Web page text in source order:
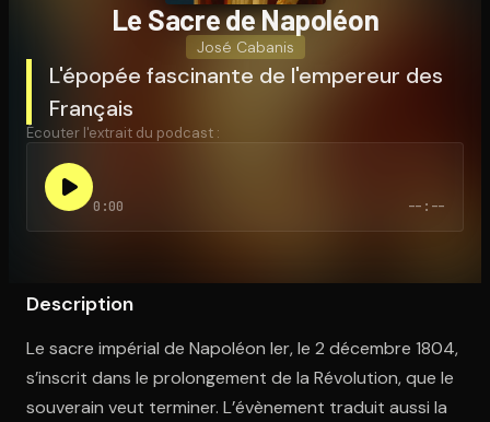
Ouvre l'app Appareil photo, pointe sur le code. C'est gratuit à
Le Sacre de Napoléon
José Cabanis
L'épopée fascinante de l'empereur des
Français
Écouter l'extrait du podcast :
0:00 --:--
Description
Le sacre impérial de Napoléon Ier, le 2 décembre 1804,
s’inscrit dans le prolongement de la Révolution, que le
souverain veut terminer. L’évènement traduit aussi la